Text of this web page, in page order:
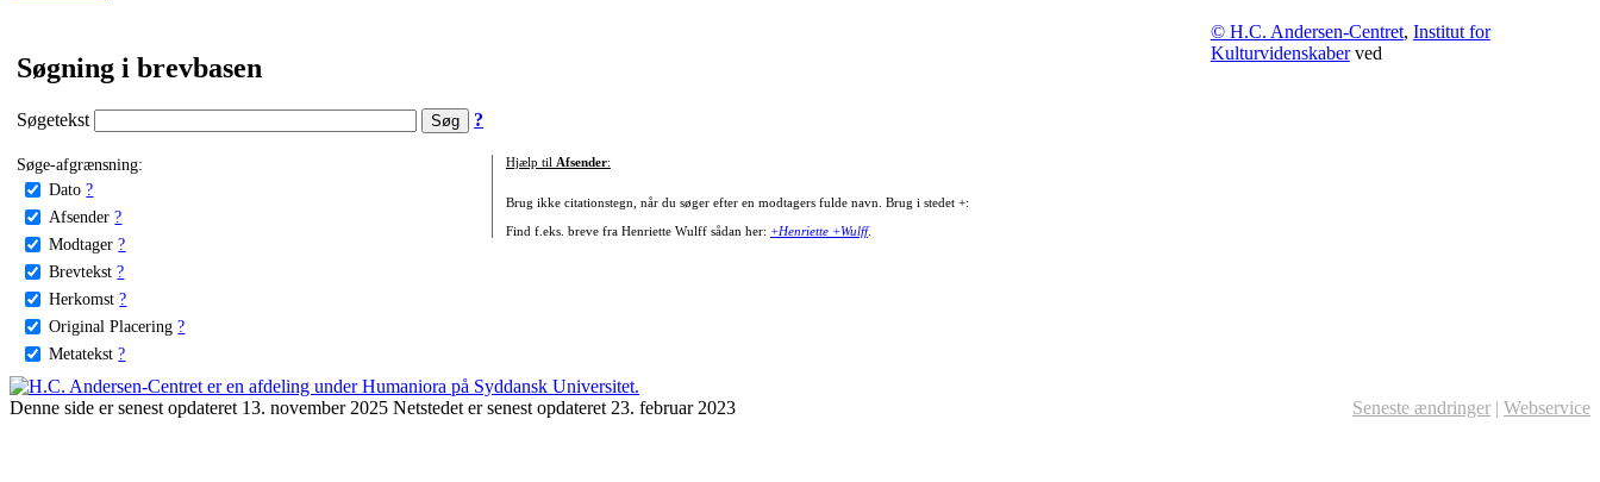
Søgning i brevbasen
Søgetekst ?
Søge-afgrænsning:
Dato ?
Afsender ?
Modtager ?
Brevtekst ?
Herkomst ?
Original Placering ?
Metatekst ?
Hjælp til Afsender:
Brug ikke citationstegn, når du søger efter en modtagers fulde navn. Brug i stedet +:
Find f.eks. breve fra Henriette Wulff sådan her: +Henriette +Wulff.
© H.C. Andersen-Centret, Institut for
Kulturvidenskaberved
Denne side er senest opdateret 13. november 2025 Netstedet er senest opdateret 23. februar 2023 Seneste ændringer | Webservice